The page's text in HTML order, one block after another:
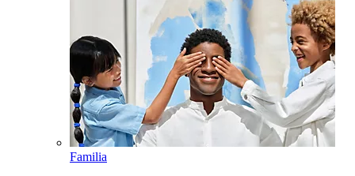
Familia